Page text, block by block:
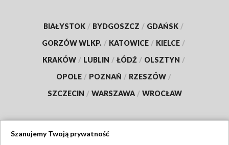
BIAŁYSTOK / BYDGOSZCZ / GDAŃSK /
GORZÓW WLKP. / KATOWICE / KIELCE /
KRAKÓW / LUBLIN / ŁÓDŹ / OLSZTYN /
OPOLE / POZNAŃ / RZESZÓW /
SZCZECIN / WARSZAWA / WROCŁAW
Szanujemy Twoją prywatność